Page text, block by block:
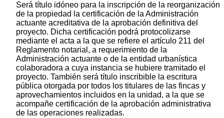
Será título idóneo para la inscripción de la reorganización
de la propiedad la certificación de la Administración
actuante acreditativa de la aprobación definitiva del
proyecto. Dicha certificación podrá protocolizarse
mediante el acta a la que se refiere el artículo 211 del
Reglamento notarial, a requerimiento de la
Administración actuante o de la entidad urbanística
colaboradora a cuya instancia se hubiere tramitado el
proyecto. También será título inscribible la escritura
pública otorgada por todos los titulares de las fincas y
aprovechamientos incluidos en la unidad, a la que se
acompañe certificación de la aprobación administrativa
de las operaciones realizadas.